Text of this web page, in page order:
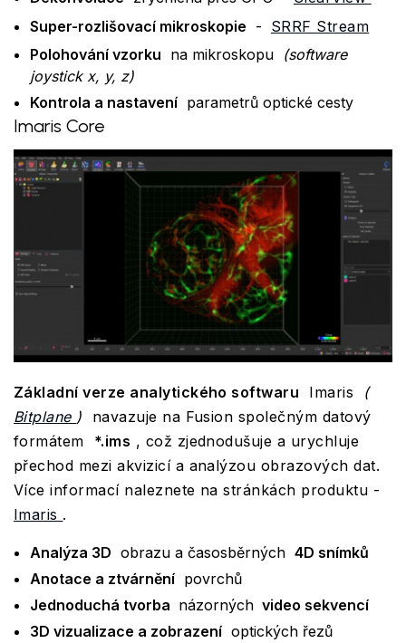
Super-rozlišovací mikroskopie - SRRF Stream
Polohování vzorku na mikroskopu (software
joystick x, y, z)
Kontrola a nastavení parametrů optické cesty
Imaris Core
Základní verze analytického softwaru Imaris (
Bitplane )
navazuje na Fusion společným datový
formátem *.ims , což zjednodušuje a urychluje
přechod mezi akvizicí a analýzou obrazových dat.
Více informací naleznete na stránkách produktu -
Imaris .
Analýza 3D obrazu a časosběrných 4D snímků
Anotace a ztvárnění povrchů
Jednoduchá tvorba názorných video sekvencí
3D vizualizace a zobrazení optických řezů